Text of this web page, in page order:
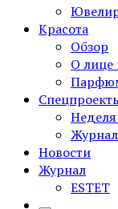
Красота
Обзор
О лице
Новости
Журнал
ESTET